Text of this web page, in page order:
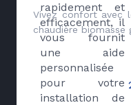
rapidement et
efficacement, il
vous fournit
une aide
personnalisée
pour votre
installation de
Vivez confort avec
chaudière biomasse